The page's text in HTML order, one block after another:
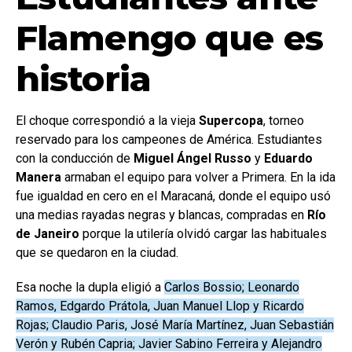
Flamengo que es
historia
El choque correspondió a la vieja Supercopa, torneo
reservado para los campeones de América. Estudiantes
con la conducción de Miguel Ángel Russo y Eduardo
Manera armaban el equipo para volver a Primera. En la ida
fue igualdad en cero en el Maracaná, donde el equipo usó
una medias rayadas negras y blancas, compradas en Río
de Janeiro porque la utilería olvidó cargar las habituales
que se quedaron en la ciudad.
Esa noche la dupla eligió a Carlos Bossio; Leonardo
Ramos, Edgardo Prátola, Juan Manuel Llop y Ricardo
Rojas; Claudio Paris, José María Martínez, Juan Sebastián
Verón y Rubén Capria; Javier Sabino Ferreira y Alejandro